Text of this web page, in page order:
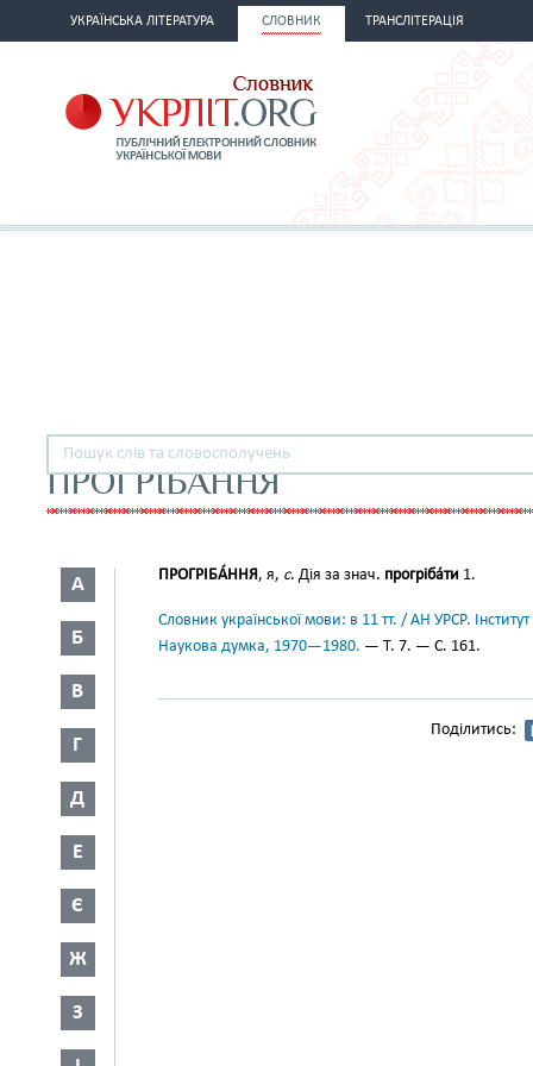
УКРАЇНСЬКА ЛІТЕРАТУРА СЛОВНИК ТРАНСЛІТЕРАЦІЯ
ПРОГРІБАННЯ
А
Б
В
Г
Д
Е
Є
Ж
З
ПРОГРІБА́ННЯ, я, с. Дія за знач. прогріба́ти 1.
Словник української мови: в 11 тт. / АН УРСР.
Наукова думка, 1970—1980. — Т. 7. — С. 161.
Поділитись: